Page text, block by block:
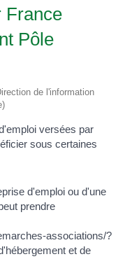
France
Pôle
de l'information
versées par
sous certaines
d'emploi ou d'une
prendre
associations/?
et de